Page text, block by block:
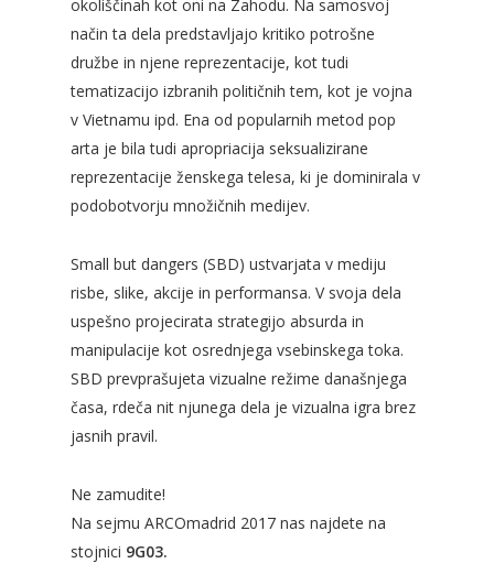
okoliščinah kot oni na Zahodu. Na samosvoj
način ta dela predstavljajo kritiko potrošne
družbe in njene reprezentacije, kot tudi
tematizacijo izbranih političnih tem, kot je vojna
v Vietnamu ipd. Ena od popularnih metod pop
arta je bila tudi apropriacija seksualizirane
reprezentacije ženskega telesa, ki je dominirala v
podobotvorju množičnih medijev.
Small but dangers (SBD) ustvarjata v mediju
risbe, slike, akcije in performansa. V svoja dela
uspešno projecirata strategijo absurda in
manipulacije kot osrednjega vsebinskega toka.
SBD prevprašujeta vizualne režime današnjega
časa, rdeča nit njunega dela je vizualna igra brez
jasnih pravil.
Ne zamudite!
Na sejmu ARCOmadrid 2017 nas najdete na
stojnici 9G03.